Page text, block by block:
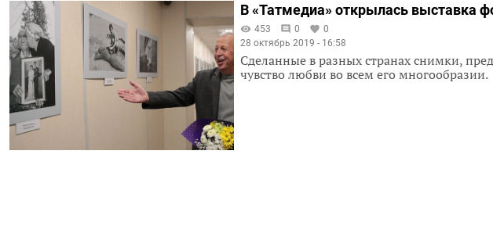
В «Татмедиа» открылась выставка
453 0
0
28 октябрь 2019 - 16:58
Сделанные в разных странах снимки,
чувство любви во всем его многообразии.